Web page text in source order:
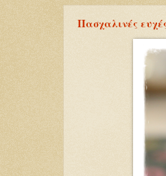
Πασχαλινές